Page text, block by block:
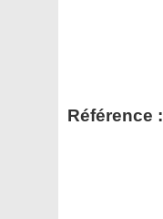
Référence :